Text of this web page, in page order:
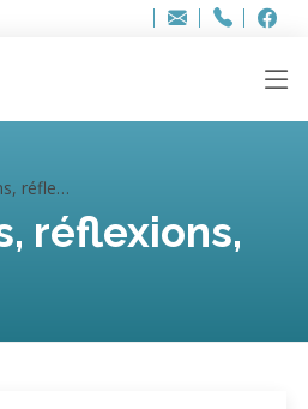
Adresse
info..hâthe..
Tel.
Tel.
débats
réflexions,